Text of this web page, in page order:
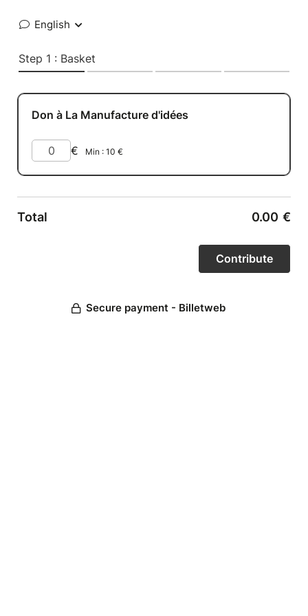
English
Step 1 : Basket
Don à La Manufacture d'idées
€ Min : 10 €
Total 0.00 €
Secure payment - Billetweb